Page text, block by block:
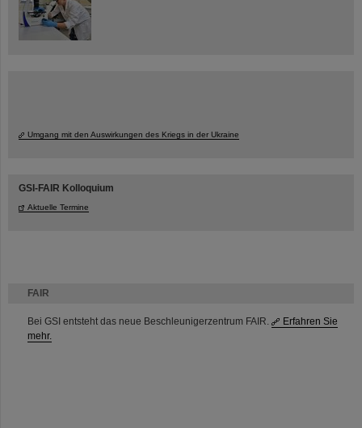
FAIR
Bei GSI entsteht das neue Beschleunigerzentrum FAIR.
Erfahren Sie
mehr.
Umgang mit den Auswirkungen des Kriegs in der Ukraine
GSI-FAIR Kolloquium
Aktuelle Termine